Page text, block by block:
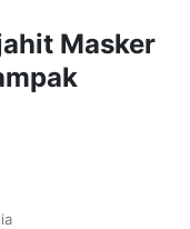
Masker